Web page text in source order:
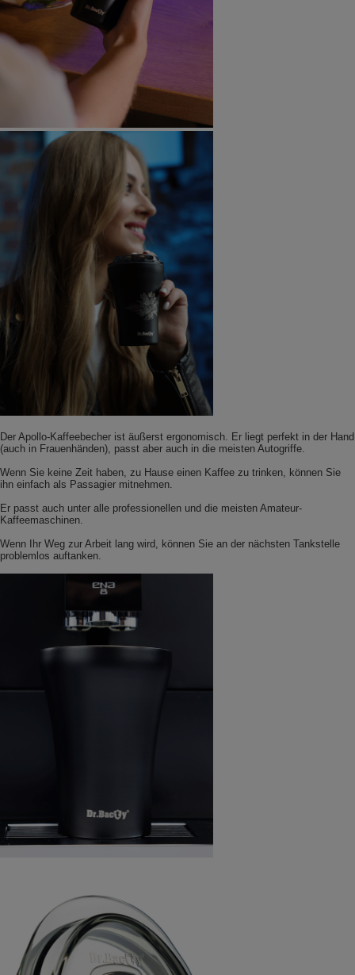
Der Apollo-Kaffeebecher ist äußerst ergonomisch. Er liegt perfekt in der Hand
(auch in Frauenhänden), passt aber auch in die meisten Autogriffe.
Wenn Sie keine Zeit haben, zu Hause einen Kaffee zu trinken, können Sie
ihn einfach als Passagier mitnehmen.
Er passt auch unter alle professionellen und die meisten Amateur-
Kaffeemaschinen.
Wenn Ihr Weg zur Arbeit lang wird, können Sie an der nächsten Tankstelle
problemlos auftanken.